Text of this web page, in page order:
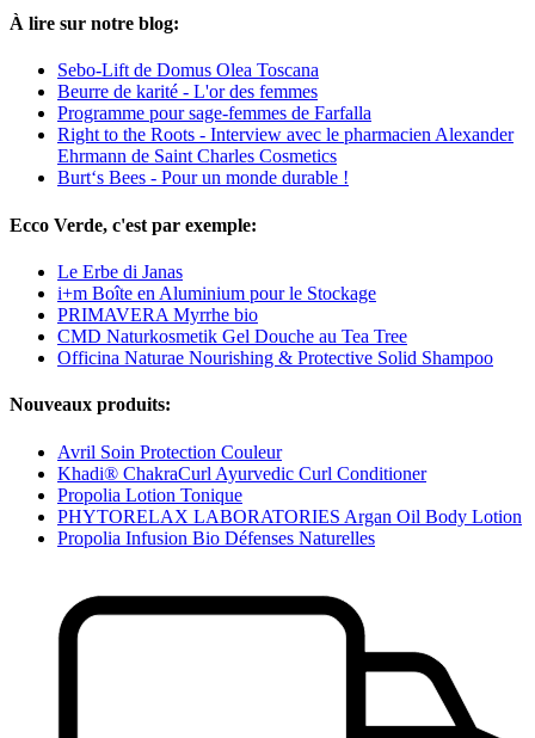
À lire sur notre blog:
Sebo-Lift de Domus Olea Toscana
Beurre de karité - L'or des femmes
Programme pour sage-femmes de Farfalla
Right to the Roots - Interview avec le pharmacien Alexander
Ehrmann de Saint Charles Cosmetics
Burt‘s Bees - Pour un monde durable !
Ecco Verde, c'est par exemple:
Le Erbe di Janas
i+m Boîte en Aluminium pour le Stockage
PRIMAVERA Myrrhe bio
CMD Naturkosmetik Gel Douche au Tea Tree
Officina Naturae Nourishing & Protective Solid Shampoo
Nouveaux produits:
Avril Soin Protection Couleur
Khadi® ChakraCurl Ayurvedic Curl Conditioner
Propolia Lotion Tonique
PHYTORELAX LABORATORIES Argan Oil Body Lotion
Propolia Infusion Bio Défenses Naturelles